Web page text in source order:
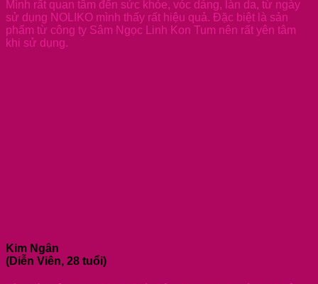
Mình rất quan tâm đến sức khỏe, vóc dáng, làn da, từ ngày
sử dụng NOLIKO mình thấy rất hiệu quả. Đặc biệt là sản
phẩm từ công ty Sâm Ngọc Linh Kon Tum nên rất yên tâm
khi sử dụng.
Kim Ngân
(Diễn Viên, 28 tuổi)